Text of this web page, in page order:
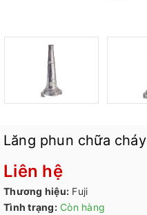
Lăng phun chữa cháy
Liên hệ
Thương hiệu: Fuji
Tình trạng: Còn hàng